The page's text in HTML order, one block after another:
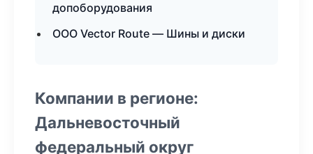
допоборудования
ООО Vector Route — Шины и диски
Компании в регионе:
Дальневосточный
федеральный округ